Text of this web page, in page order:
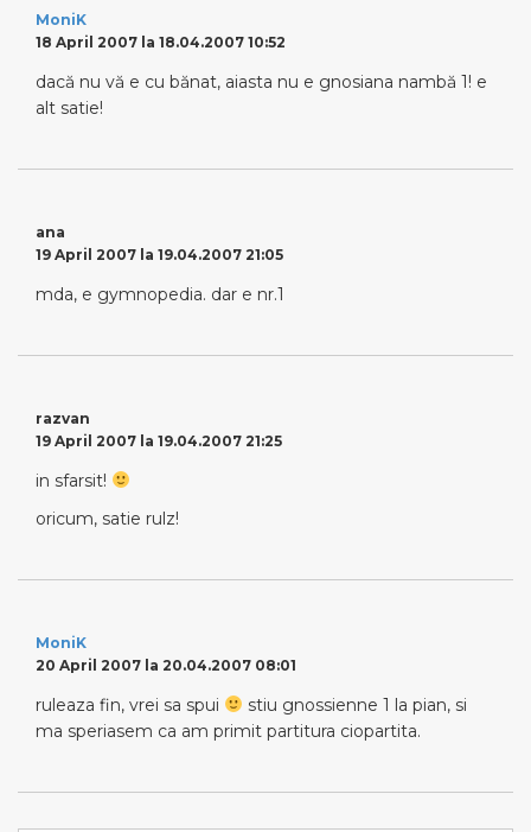
MoniK
18 April 2007 la 18.04.2007 10:52
dacă nu vă e cu bănat, aiasta nu e gnosiana nambă 1! e
alt satie!
ana
19 April 2007 la 19.04.2007 21:05
mda, e gymnopedia. dar e nr.1
razvan
19 April 2007 la 19.04.2007 21:25
in sfarsit!
oricum, satie rulz!
MoniK
20 April 2007 la 20.04.2007 08:01
ruleaza fin, vrei sa spui
stiu gnossienne 1 la pian, si
ma speriasem ca am primit partitura ciopartita.